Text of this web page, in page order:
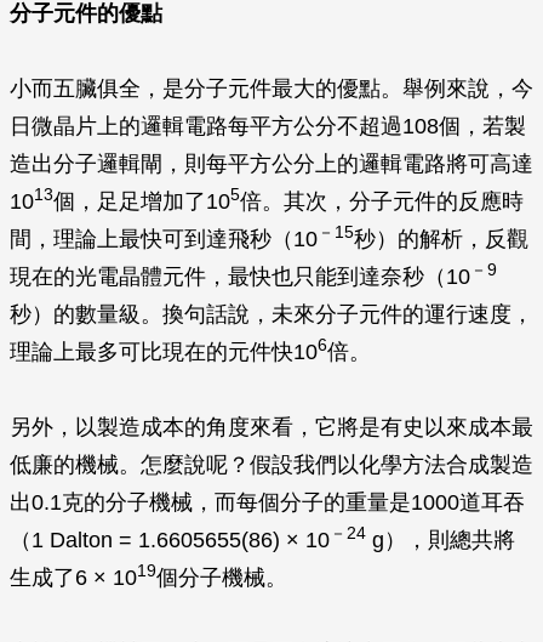
分子元件的優點
小而五臟俱全，是分子元件最大的優點。舉例來說，今
日微晶片上的邏輯電路每平方公分不超過108個，若製
造出分子邏輯閘，則每平方公分上的邏輯電路將可高達
1013個，足足增加了105倍。其次，分子元件的反應時
間，理論上最快可到達飛秒（10 －15秒）的解析，反觀
現在的光電晶體元件，最快也只能到達奈秒（10 －9
秒）的數量級。換句話說，未來分子元件的運行速度，
理論上最多可比現在的元件快106倍。
另外，以製造成本的角度來看，它將是有史以來成本最
低廉的機械。怎麼說呢？假設我們以化學方法合成製造
出0.1克的分子機械，而每個分子的重量是1000道耳吞
（1 Dalton = 1.6605655(86) × 10 －24 g），則總共將
生成了6 × 1019個分子機械。